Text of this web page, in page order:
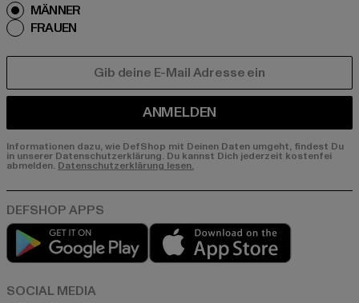
MÄNNER
FRAUEN
ANMELDEN
Informationen dazu, wie DefShop mit Deinen Daten umgeht, findest Du
in unserer Datenschutzerklärung. Du kannst Dich jederzeit kostenfei
abmelden. Datenschutzerklärung lesen.
Play market